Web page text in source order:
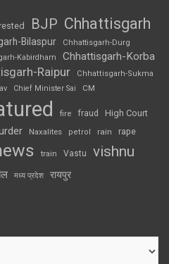
BJP Chhattisgarh
Bilaspur Chhattisgarh-Durg
Kabirdham Chhattisgarh-Korba
Raipur
Chhattisgarh-Sukma
Chief Minister Sai CM
fire fraud High Court
Naxalites petrol rain rape
train Vastu vishnu
मध्य प्रदेश रायपुर